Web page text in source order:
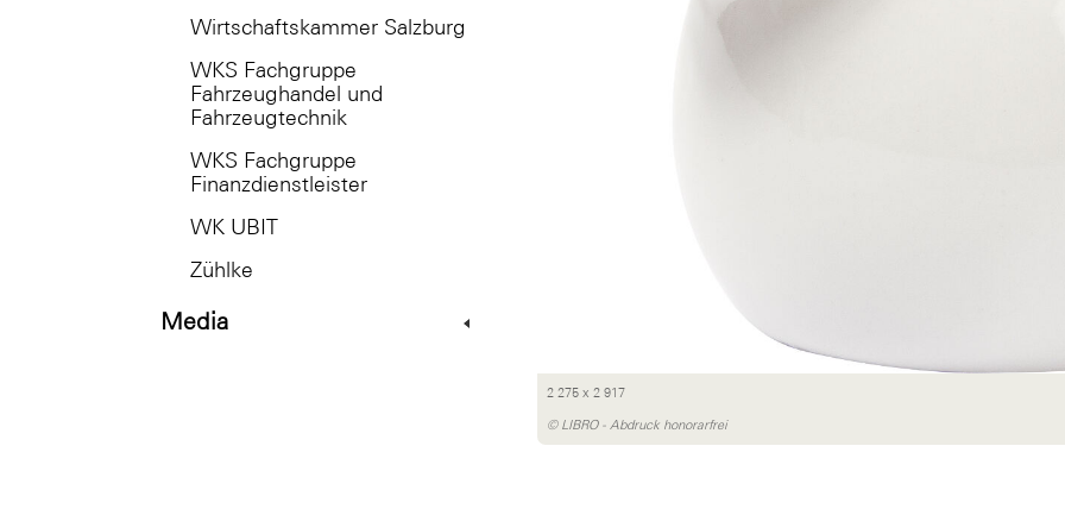
Wirtschaftskammer Salzburg
WKS Fachgruppe
Fahrzeughandel und
Fahrzeugtechnik
WKS Fachgruppe
Finanzdienstleister
WK UBIT
Zühlke
Media
2 275 x 2 917
© LIBRO - Abdruck honorarfrei